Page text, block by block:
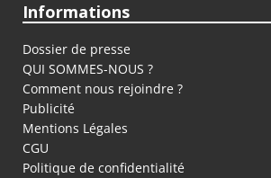
Informations
Dossier de presse
QUI SOMMES-NOUS ?
Comment nous rejoindre ?
Publicité
Mentions Légales
CGU
Politique de confidentialité